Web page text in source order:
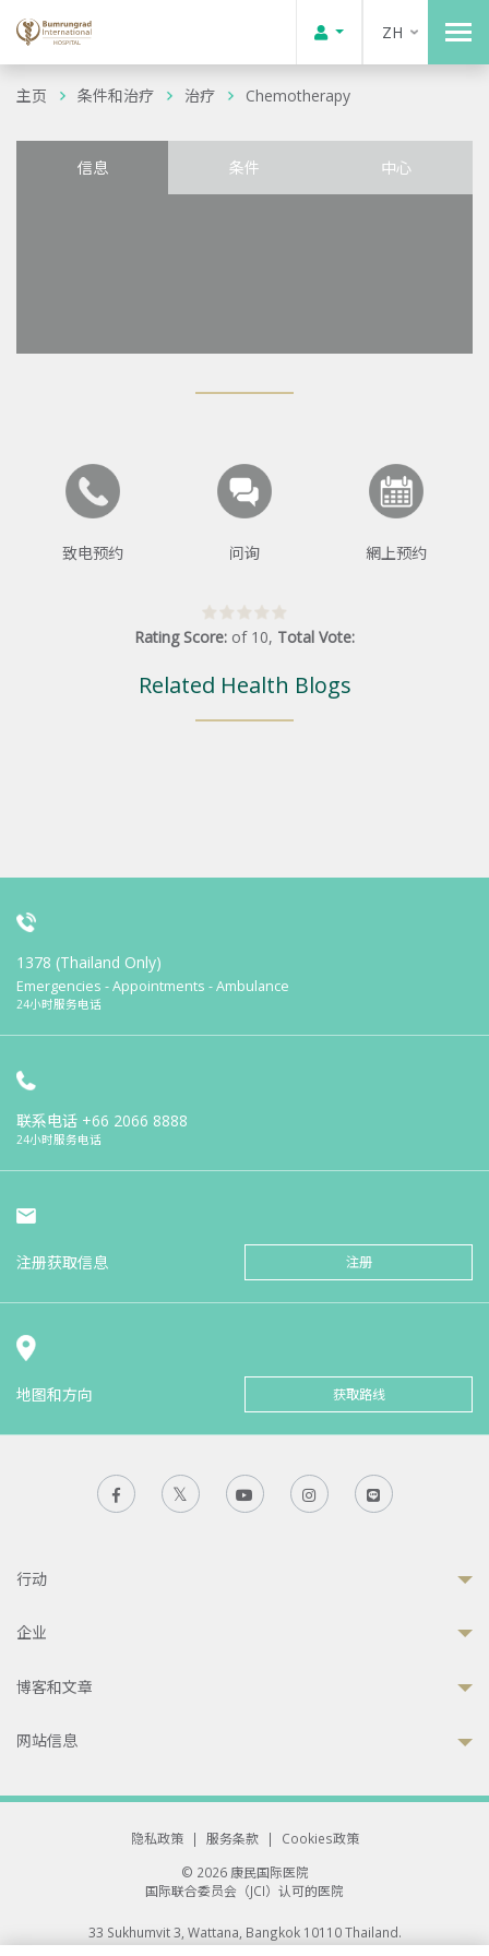
ZH
主页 条件和治疗 治疗 Chemotherapy
信息 条件 中心
致电预约 问询 網上预约
Rating Score: of 10, Total Vote:
Related Health Blogs
1378 (Thailand Only)
Emergencies - Appointments - Ambulance
24小时服务电话
联系电话 +66 2066 8888
24小时服务电话
注册获取信息 注册
地图和方向 获取路线
行动
企业
博客和文章
网站信息
隐私政策 | 服务条款 |
Cookies政策
© 2026 康民国际医院
国际联合委员会（JCI）认可的医院
33 Sukhumvit 3, Wattana, Bangkok 10110 Thailand.
All rights reserved.